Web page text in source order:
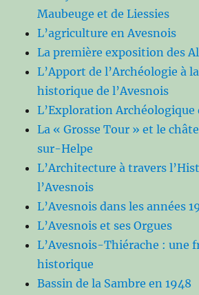
Maubeuge et de Liessies
L’agriculture en Avesnois
La première exposition des
L’Apport de l’Archéologie à
historique de l’Avesnois
L’Exploration Archéologique
La « Grosse Tour » et le
sur-Helpe
L’Architecture à travers
l’Avesnois
L’Avesnois dans les années
L’Avesnois et ses Orgues
L’Avesnois-Thiérache : une
historique
Bassin de la Sambre en 1948